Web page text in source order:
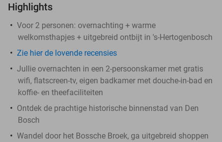
Highlights
Voor 2 personen: overnachting + warme
welkomsthapjes + uitgebreid ontbijt in 's-Hertogenbosch
Zie hier de lovende recensies
Jullie overnachten in een 2-persoonskamer met gratis
wifi, flatscreen-tv, eigen badkamer met douche-in-bad en
koffie- en theefaciliteiten
Ontdek de prachtige historische binnenstad van Den
Bosch
Wandel door het Bossche Broek, ga uitgebreid shoppen